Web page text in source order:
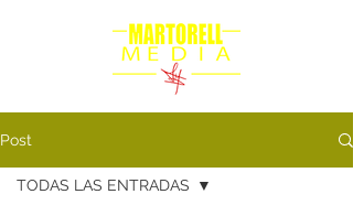
Post
TODAS LAS ENTRADAS